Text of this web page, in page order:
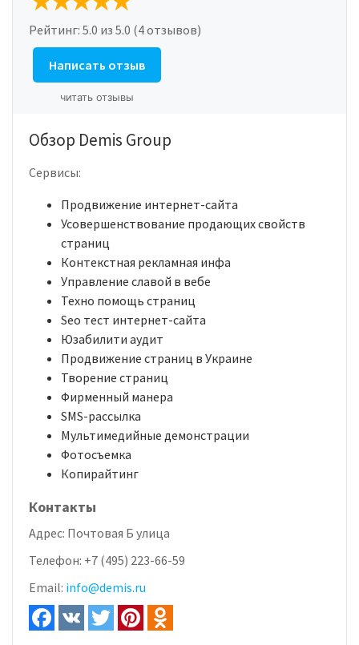
Рейтинг: 5.0 из 5.0 (4 отзывов)
Написать отзыв
читать отзывы
Обзор Demis Group
Сервисы:
Продвижение интернет-сайта
Усовершенствование продающих свойств
страниц
Контекстная рекламная инфа
Управление славой в вебе
Техно помощь страниц
Seo тест интернет-сайта
Юзабилити аудит
Продвижение страниц в Украине
Творение страниц
Фирменный манера
SMS-рассылка
Мультимедийные демонстрации
Фотосъемка
Копирайтинг
Контакты
Адрес: Почтовая Б улица
Телефон: +7 (495) 223-66-59
Email: info@demis.ru